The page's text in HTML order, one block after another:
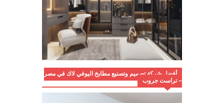
أفضل شركة تصميم وتصنيع مطابخ اليوفي لاك في مصر
– تراست جروب